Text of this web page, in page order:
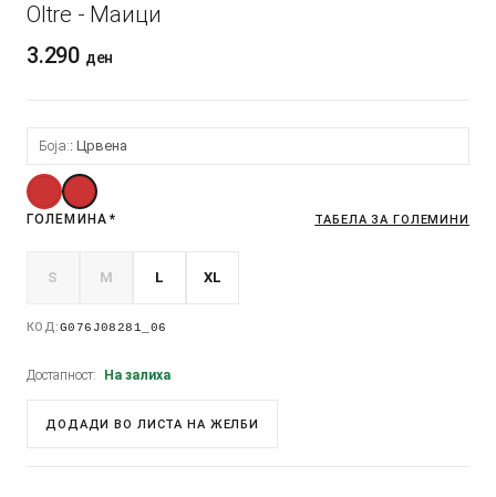
Oltre - Маици
3.290 ден
Боја: Црвена
ГОЛЕМИНА * ТАБЕЛА ЗА ГОЛЕМИНИ
S M L XL
КОД:G076J08281_06
Достапност: На залиха
ДОДАДИ ВО ЛИСТА НА ЖЕЛБИ